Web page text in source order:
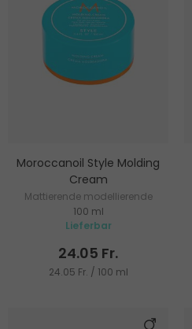
Moroccanoil Style Molding
Cream
Mattierende modellierende
Haarcreme
100 ml
Lieferbar
24.05 Fr.
24.05 Fr. / 100 ml